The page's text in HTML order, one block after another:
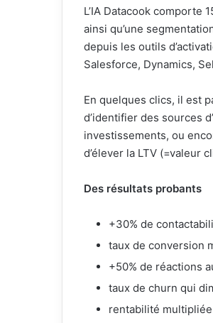
L’IA Datacook comporte
ainsi qu’une
depuis les outils
Salesforce, Dynamics,
En quelques clics, il est
d’identifier des sources
investissements, ou
d’élever la LTV (=valeur
Des résultats probants
+30% de
taux de conversion
+50% de réactions
taux de churn qui
rentabilité